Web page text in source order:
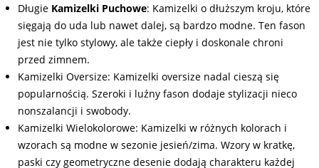
Długie Kamizelki Puchowe: Kamizelki o dłuższym kroju, które
sięgają do uda lub nawet dalej, są bardzo modne. Ten fason
jest nie tylko stylowy, ale także ciepły i doskonale chroni
przed zimnem.
Kamizelki Oversize: Kamizelki oversize nadal cieszą się
popularnością. Szeroki i luźny fason dodaje stylizacji nieco
nonszalancji i swobody.
Kamizelki Wielokolorowe: Kamizelki w różnych kolorach i
wzorach są modne w sezonie jesień/zima. Wzory w kratkę,
paski czy geometryczne desenie dodają charakteru każdej